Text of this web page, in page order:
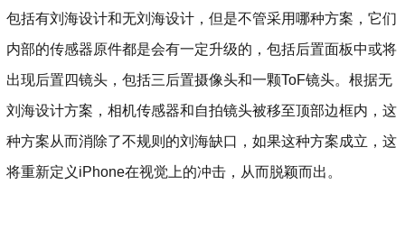
包括有刘海设计和无刘海设计，但是不管采用哪种方案，它们
内部的传感器原件都是会有一定升级的，包括后置面板中或将
出现后置四镜头，包括三后置摄像头和一颗ToF镜头。根据无
刘海设计方案，相机传感器和自拍镜头被移至顶部边框内，这
种方案从而消除了不规则的刘海缺口，如果这种方案成立，这
将重新定义iPhone在视觉上的冲击，从而脱颖而出。